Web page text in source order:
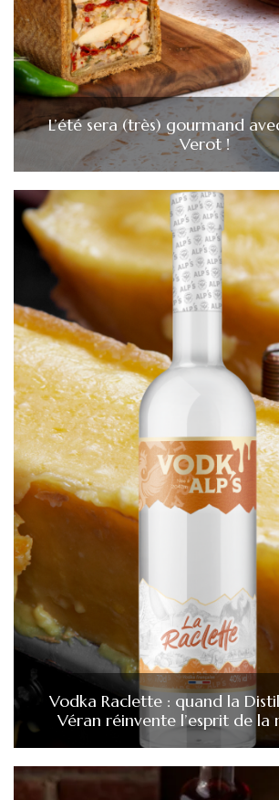
L’été sera (très) gourmand
Verot !
Vodka Raclette : quand la
Véran réinvente l’esprit de la